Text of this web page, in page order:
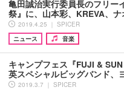
亀田誠治実行委員長のフリー
祭』に、山本彩、KREVA、
2019.4.25 ｜ SPICER
ニュース
音楽
キャンプフェス『FUJI &
英スペシャルビッグバンド
2019.3.7 ｜ SPICER